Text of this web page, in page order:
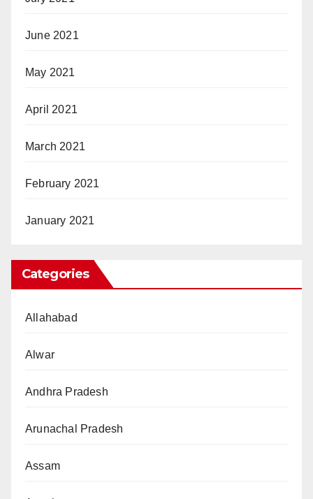
June 2021
May 2021
April 2021
March 2021
February 2021
January 2021
Categories
Allahabad
Alwar
Andhra Pradesh
Arunachal Pradesh
Assam